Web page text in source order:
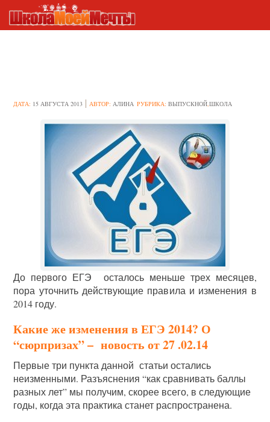
ДАТА: 15 АВГУСТА 2013 АВТОР:АЛИНА РУБРИКА:ВЫПУСКНОЙ,ШКОЛА
До первого ЕГЭ осталось меньше трех месяцев,
пора уточнить действующие правила и изменения в
2014 году.
Какие же изменения в ЕГЭ 2014? О
“сюрпризах” – новость от 27 .02.14
Первые три пункта данной статьи остались
неизменными. Разъяснения “как сравнивать баллы
разных лет” мы получим, скорее всего, в следующие
годы, когда эта практика станет распространена.